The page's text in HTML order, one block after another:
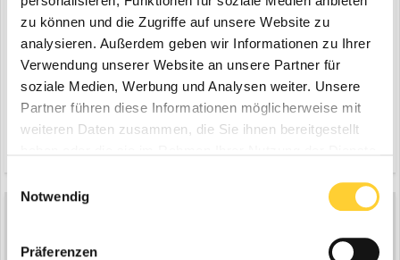
zu können und die Zugriffe auf unsere Website zu
analysieren. Außerdem geben wir Informationen zu Ihrer
Verwendung unserer Website an unsere Partner für
soziale Medien, Werbung und Analysen weiter. Unsere
Partner führen diese Informationen möglicherweise mit
weiteren Daten zusammen, die Sie ihnen bereitgestellt
Notwendig
Präferenzen